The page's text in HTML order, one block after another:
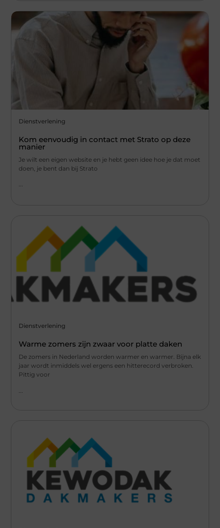
Dienstverlening
Kom eenvoudig in contact met Strato op deze
manier
Je wilt een eigen website en je hebt geen idee hoe je dat moet
doen, je bent dan bij Strato
...
Dienstverlening
Warme zomers zijn zwaar voor platte daken
De zomers in Nederland worden warmer en warmer. Bijna elk
jaar wordt inmiddels wel ergens een hitterecord verbroken.
Pittig voor